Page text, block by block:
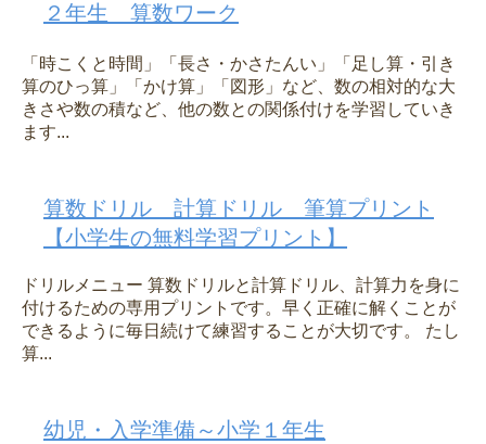
２年生 算数ワーク
「時こくと時間」「長さ・かさたんい」「足し算・引き
算のひっ算」「かけ算」「図形」など、数の相対的な大
きさや数の積など、他の数との関係付けを学習していき
ます...
算数ドリル 計算ドリル 筆算プリント
【小学生の無料学習プリント】
ドリルメニュー 算数ドリルと計算ドリル、計算力を身に
付けるための専用プリントです。早く正確に解くことが
できるように毎日続けて練習することが大切です。 たし
算...
幼児・入学準備～小学１年生